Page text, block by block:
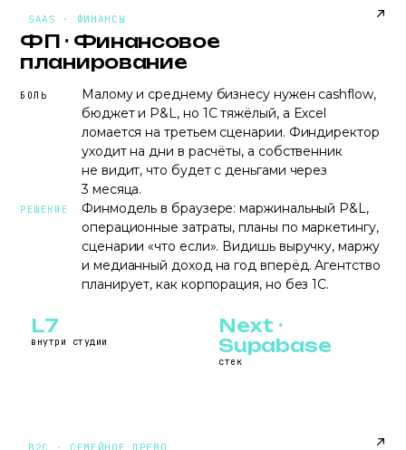
FP.L7AGENCY.RU
SAAS · ФИНАНСЫ
ФП · Финансовое
планирование
БОЛЬ
Малому и среднему бизнесу нужен cashflow,
бюджет и P&L, но 1С тяжёлый, а Excel
ломается на третьем сценарии. Финдиректор
уходит на дни в расчёты, а собственник
не видит, что будет с деньгами через
3 месяца.
РЕШЕНИЕ
Финмодель в браузере: маржинальный P&L,
операционные затраты, планы по маркетингу,
сценарии «что если». Видишь выручку, маржу
и медианный доход на год вперёд. Агентство
планирует, как корпорация, но без 1С.
L7
внутри студии
Next ·
Supabase
стек
KORNI.PULSAR7.RU
B2C · СЕМЕЙНОЕ ДРЕВО